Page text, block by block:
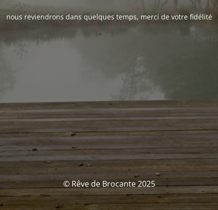
nous reviendrons dans quelques temps, merci de votre fidélité
© Rêve de Brocante 2025